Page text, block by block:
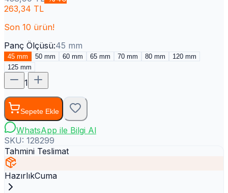
263,34 TL
Son 10 ürün!
Panç Ölçüsü:45 mm
45 mm 50 mm 60 mm 65 mm 70 mm 80 mm
120 mm
125 mm
1
Sepete Ekle
WhatsApp ile Bilgi Al
SKU: 128299
Tahmini Teslimat
HazırlıkCuma